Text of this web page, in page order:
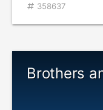
358637
Brothers